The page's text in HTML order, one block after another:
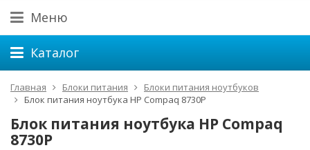
Меню
Каталог
Главная Блоки питания
Блоки питания ноутбуков
Блок питания ноутбука HP Compaq 8730P
Блок питания ноутбука HP Compaq
8730P